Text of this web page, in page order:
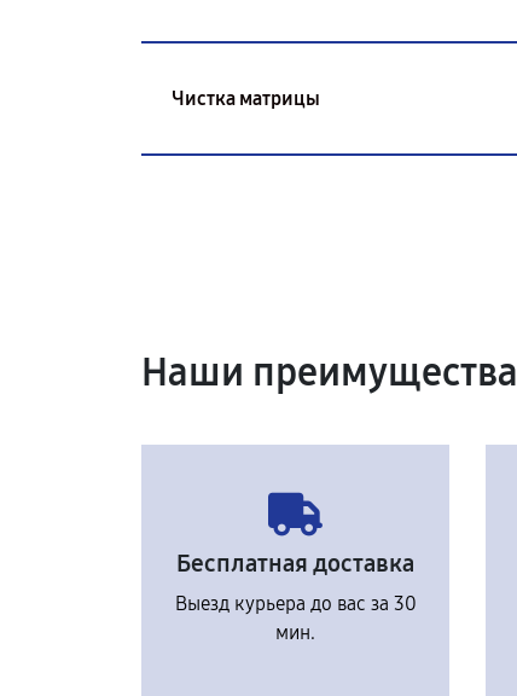
Чистка матрицы
Наши преимущества
Бесплатная доставка
Выезд курьера до вас за 30
мин.